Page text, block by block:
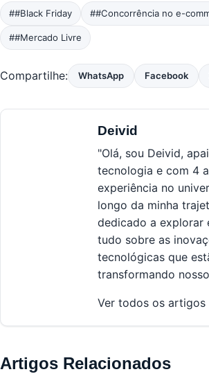
##Black Friday ##Concorrência no e-
##Mercado Livre
Compartilhe: WhatsApp Facebook
Deivid
"Olá, sou Deivid,
tecnologia e com 4
experiência no
longo da minha
dedicado a explorar
tudo sobre as
tecnológicas que
transformando
Ver todos os artigos
Artigos Relacionados